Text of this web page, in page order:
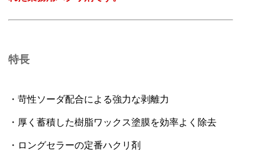
特長
・苛性ソーダ配合による強力な剥離力
・厚く蓄積した樹脂ワックス塗膜を効率よく除去
・ロングセラーの定番ハクリ剤